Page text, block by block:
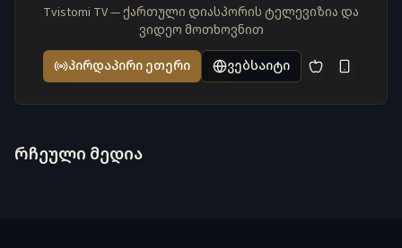
Tvistomi TV — ქართული დიასპორის ტელევიზია და
ვიდეო მოთხოვნით
პირდაპირი ეთერი
ვებსაიტი
რჩეული მედია